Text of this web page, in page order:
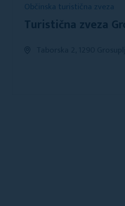
Občinska turistična zveza
Turistična zveza